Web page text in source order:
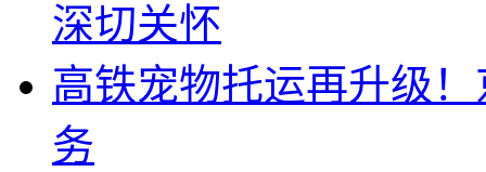
深切关怀
高铁宠物托运再升级
务